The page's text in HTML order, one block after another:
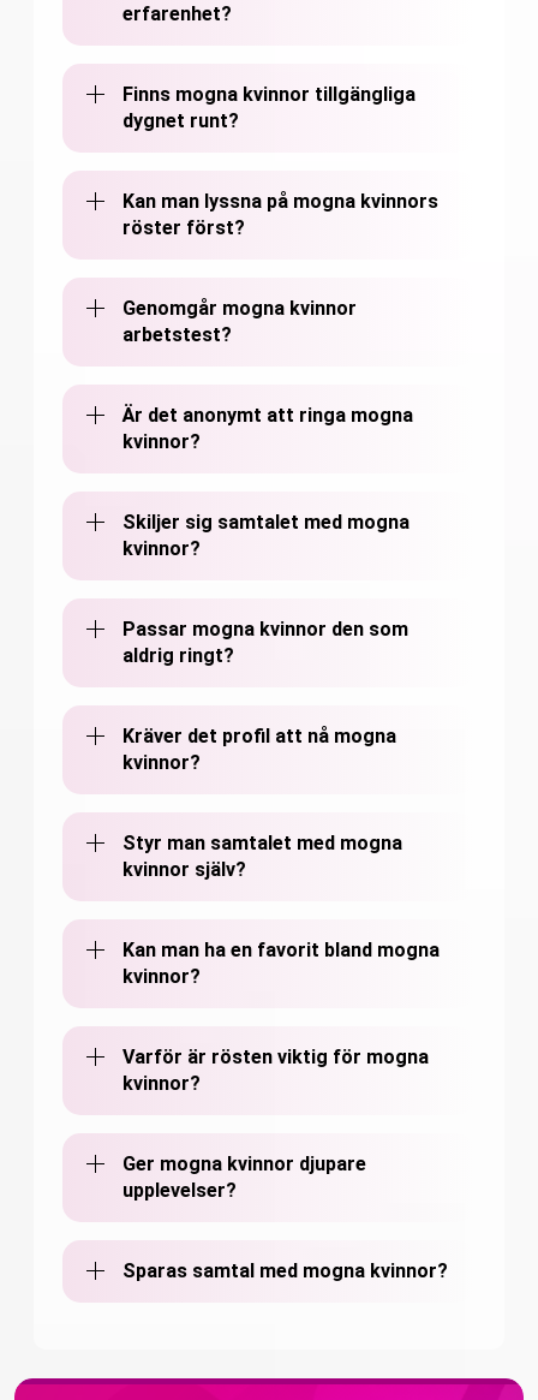
erfarenhet?
Finns mogna kvinnor tillgängliga
dygnet runt?
Kan man lyssna på mogna kvinnors
röster först?
Genomgår mogna kvinnor
arbetstest?
Är det anonymt att ringa mogna
kvinnor?
Skiljer sig samtalet med mogna
kvinnor?
Passar mogna kvinnor den som
aldrig ringt?
Kräver det profil att nå mogna
kvinnor?
Styr man samtalet med mogna
kvinnor själv?
Kan man ha en favorit bland mogna
kvinnor?
Varför är rösten viktig för mogna
kvinnor?
Ger mogna kvinnor djupare
upplevelser?
Sparas samtal med mogna kvinnor?